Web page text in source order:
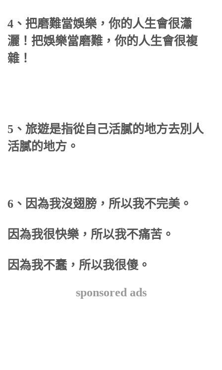
4、把磨難當娛樂，你的人生會很瀟
灑！把娛樂當磨難，你的人生會很複
雜！
5、旅遊是指從自己活膩的地方去別人
活膩的地方。
6、因為我沒翅膀，所以我不完美。
因為我很快樂，所以我不痛苦。
因為我不蠢，所以我很傻。
sponsored ads